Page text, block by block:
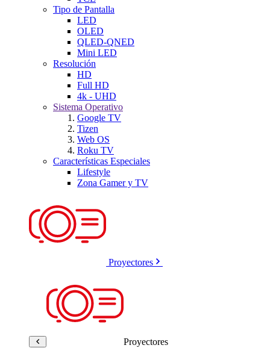
Tipo de Pantalla
LED
OLED
QLED-QNED
Mini LED
Resolución
HD
Full HD
4k - UHD
Sistema Operativo
Google TV
Tizen
Web OS
Roku TV
Características Especiales
Lifestyle
Zona Gamer y TV
Proyectores
Proyectores